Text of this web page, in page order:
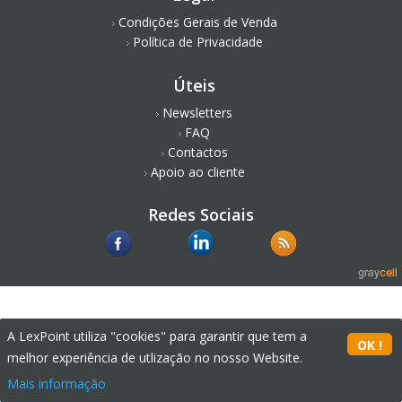
Condições Gerais de Venda
Política de Privacidade
Úteis
Newsletters
FAQ
Contactos
Apoio ao cliente
Redes Sociais
A LexPoint utiliza "cookies" para garantir que tem a
melhor experiência de utlização no nosso Website.
Mais informação